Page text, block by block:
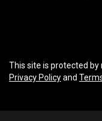
This site is protected by
Privacy Policyand